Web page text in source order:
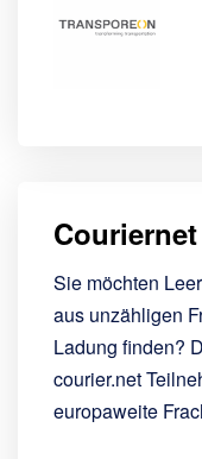
Sie möchten
aus unzähligen
Ladung finden?
courier.net
europaweite